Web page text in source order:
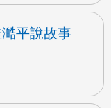
平說故事